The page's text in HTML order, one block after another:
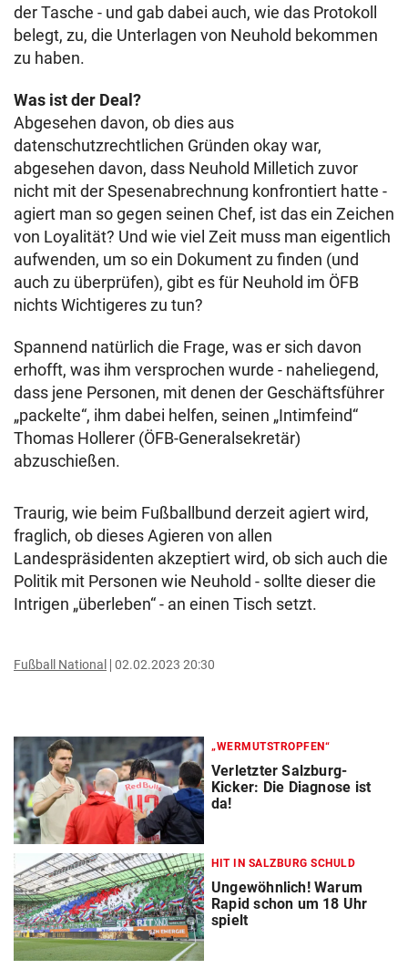
der Tasche - und gab dabei auch, wie das Protokoll
belegt, zu, die Unterlagen von Neuhold bekommen
zu haben.
Was ist der Deal?
Abgesehen davon, ob dies aus
datenschutzrechtlichen Gründen okay war,
abgesehen davon, dass Neuhold Milletich zuvor
nicht mit der Spesenabrechnung konfrontiert hatte -
agiert man so gegen seinen Chef, ist das ein Zeichen
von Loyalität? Und wie viel Zeit muss man eigentlich
aufwenden, um so ein Dokument zu finden (und
auch zu überprüfen), gibt es für Neuhold im ÖFB
nichts Wichtigeres zu tun?
Spannend natürlich die Frage, was er sich davon
erhofft, was ihm versprochen wurde - naheliegend,
dass jene Personen, mit denen der Geschäftsführer
„packelte“, ihm dabei helfen, seinen „Intimfeind“
Thomas Hollerer (ÖFB-Generalsekretär)
abzuschießen.
Traurig, wie beim Fußballbund derzeit agiert wird,
fraglich, ob dieses Agieren von allen
Landespräsidenten akzeptiert wird, ob sich auch die
Politik mit Personen wie Neuhold - sollte dieser die
Intrigen „überleben“ - an einen Tisch setzt.
Fußball National 02.02.2023 20:30
„WERMUTSTROPFEN“
Verletzter Salzburg-
Kicker: Die Diagnose ist
da!
HIT IN SALZBURG SCHULD
Ungewöhnlich! Warum
Rapid schon um 18 Uhr
spielt